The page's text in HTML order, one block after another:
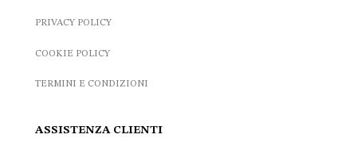
PRIVACY POLICY
COOKIE POLICY
TERMINI E CONDIZIONI
ASSISTENZA CLIENTI